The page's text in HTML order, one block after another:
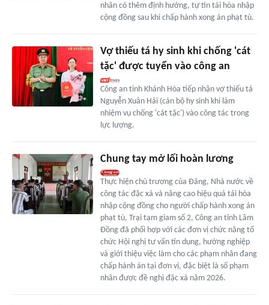
nhân có thêm định hướng, tự tin tái hòa nhập
cộng đồng sau khi chấp hành xong án phạt tù.
Vợ thiếu tá hy sinh khi chống 'cát
tặc' được tuyển vào công an
Công an tỉnh Khánh Hòa tiếp nhận vợ thiếu tá
Nguyễn Xuân Hải (cán bộ hy sinh khi làm
nhiệm vụ chống 'cát tặc') vào công tác trong
lực lượng.
Chung tay mở lối hoàn lương
Thực hiện chủ trương của Đảng, Nhà nước về
công tác đặc xá và nâng cao hiệu quả tái hòa
nhập cộng đồng cho người chấp hành xong án
phạt tù, Trại tạm giam số 2, Công an tỉnh Lâm
Đồng đã phối hợp với các đơn vị chức năng tổ
chức Hội nghị tư vấn tín dụng, hướng nghiệp
và giới thiệu việc làm cho các phạm nhân đang
chấp hành án tại đơn vị, đặc biệt là số phạm
nhân được đề nghị đặc xá năm 2026.